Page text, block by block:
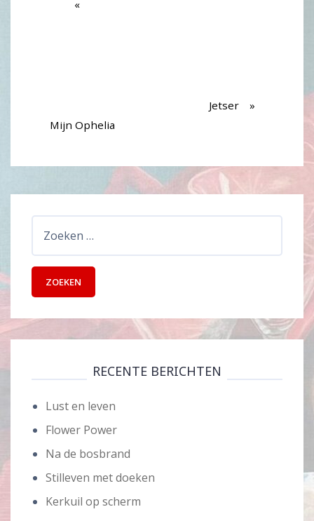
Mijn Ophelia
Jetser
RECENTE BERICHTEN
Lust en leven
Flower Power
Na de bosbrand
Stilleven met doeken
Kerkuil op scherm